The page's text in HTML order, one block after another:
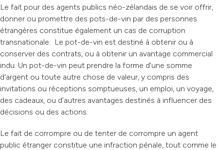
Le fait pour des agents publics néo-zélandais de se voir offrir,
donner ou promettre des pots-de-vin par des personnes
étrangères constitue également un cas de corruption
transnationale.
Le pot-de-vin est destiné à obtenir ou à
conserver des contrats, ou à obtenir un avantage commercial
indu. Un pot-de-vin peut prendre la forme d’une somme
d’argent ou toute autre chose de valeur, y compris des
invitations ou réceptions somptueuses, un emploi, un voyage,
des cadeaux, ou d’autres avantages destinés à influencer des
décisions ou des actions.
Le fait de corrompre ou de tenter de corrompre un agent
public étranger constitue une infraction pénale, tout comme le